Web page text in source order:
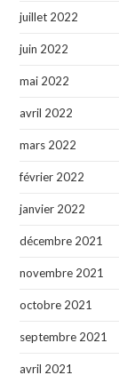
juillet 2022
juin 2022
mai 2022
avril 2022
mars 2022
février 2022
janvier 2022
décembre 2021
novembre 2021
octobre 2021
septembre 2021
avril 2021